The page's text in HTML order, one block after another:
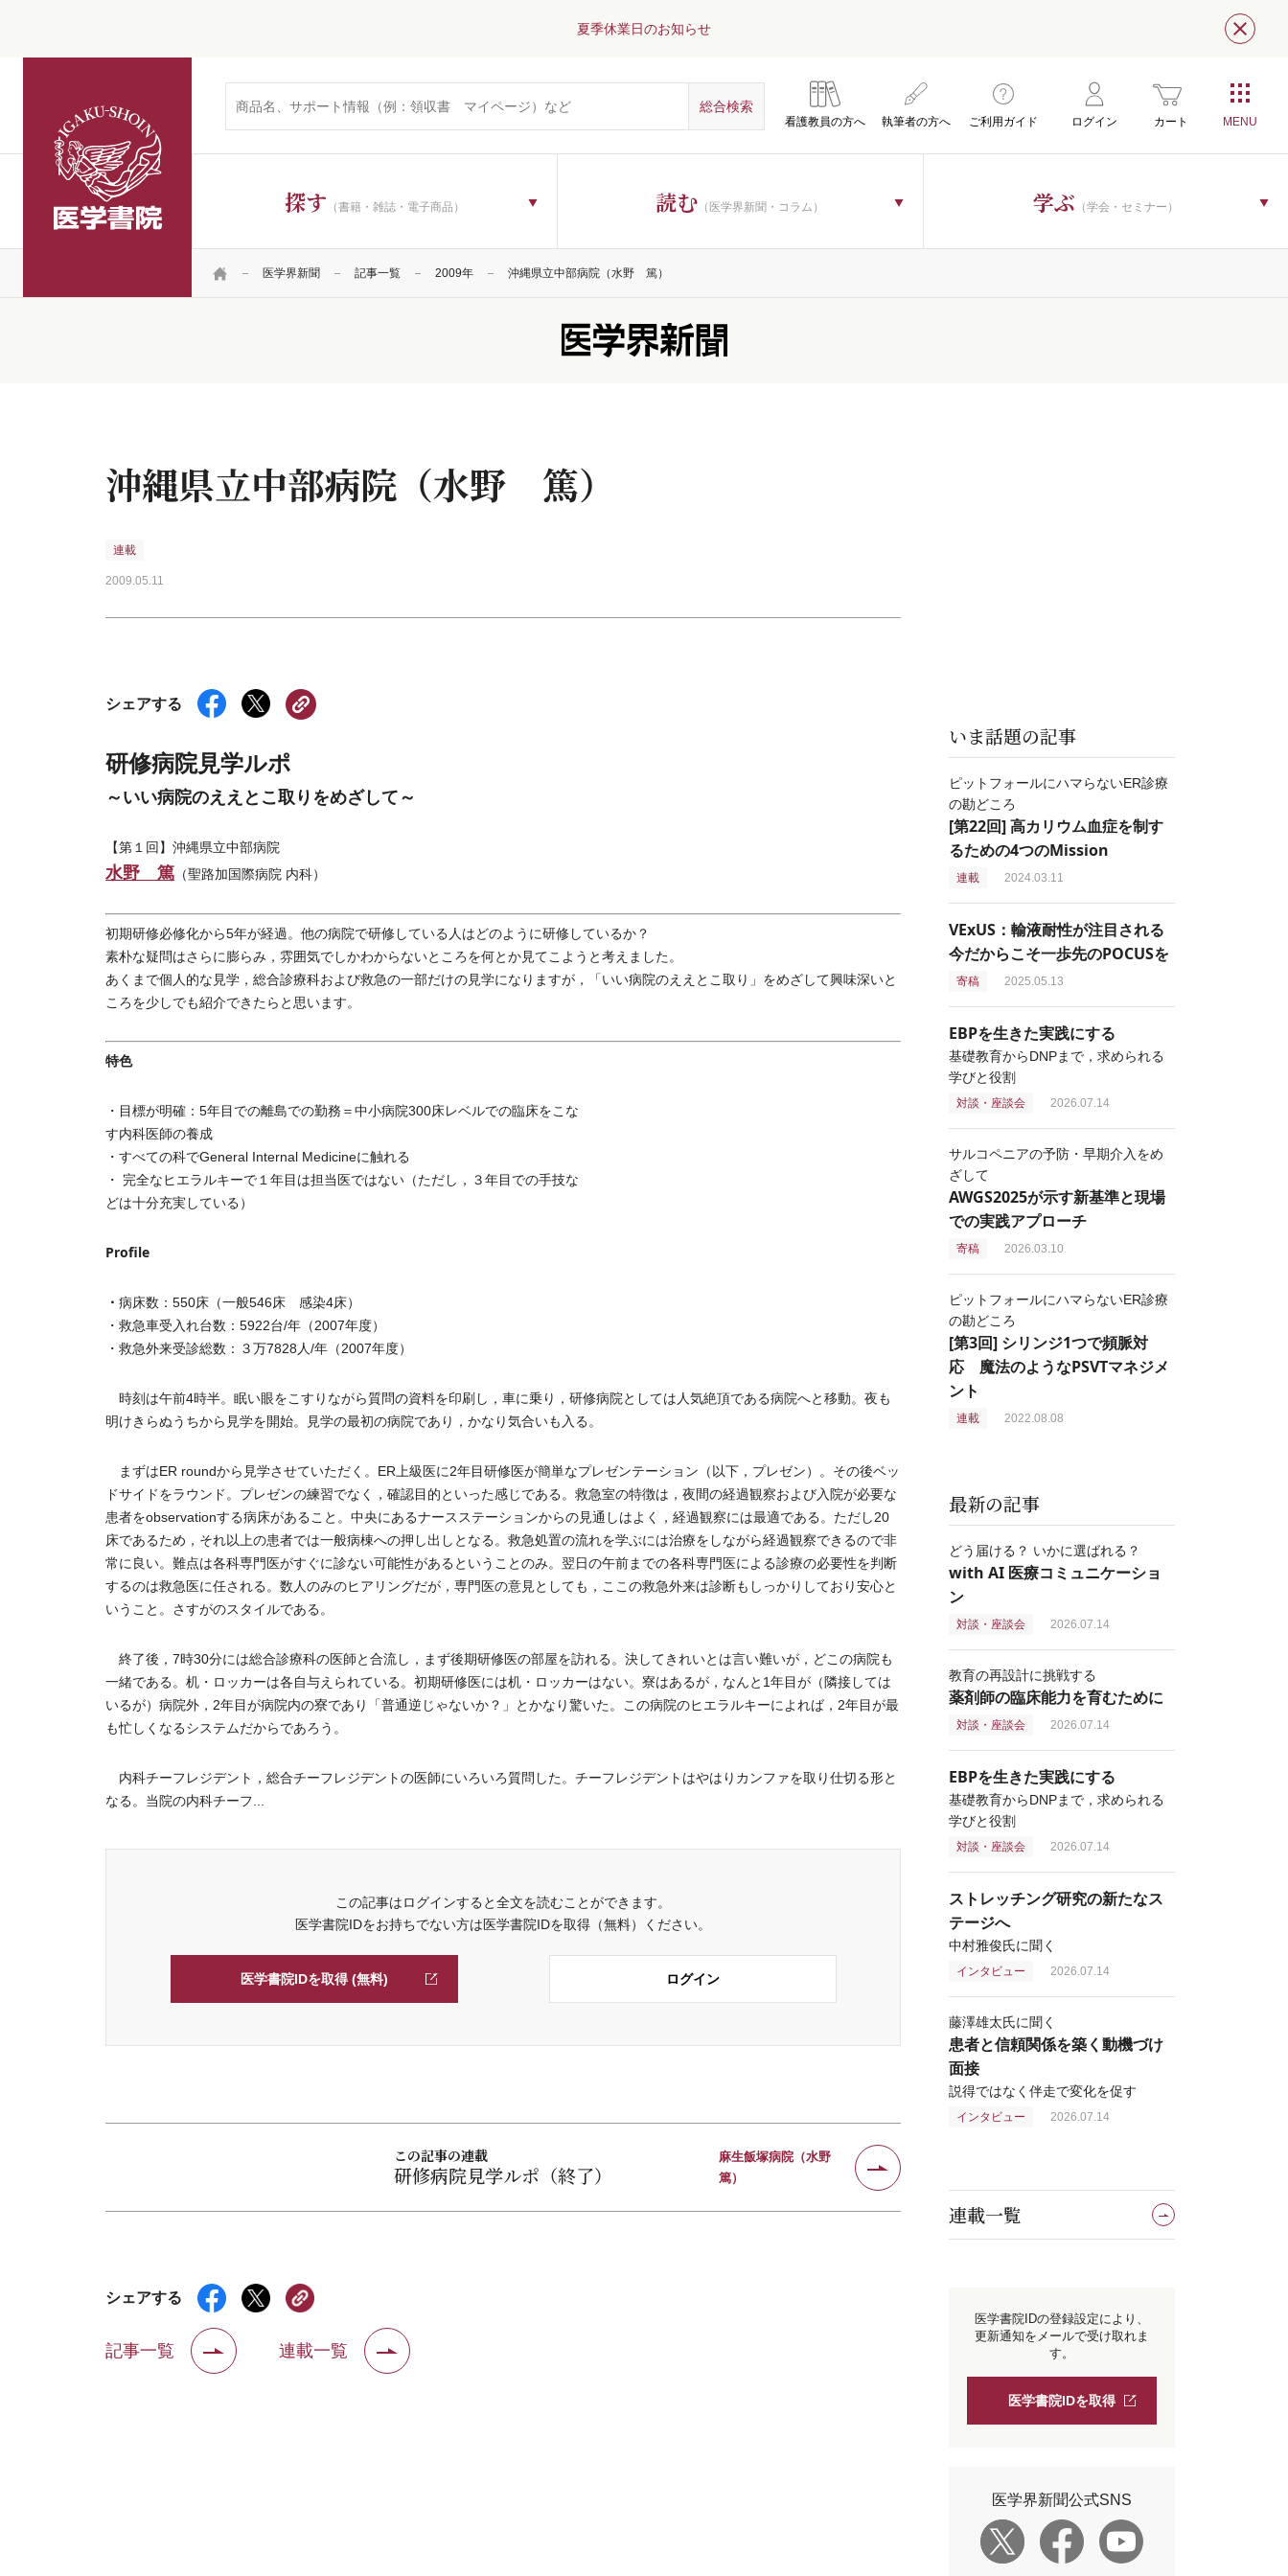
夏季休業日のお知らせ 閉じ
看護教員の方へ 執筆者の方へ ご利用ガイド ログイン カート
探す （書籍・雑誌・電子商品） 読む （医学界新聞・コラム） 学ぶ （学会・セミナー）
HOME 医学界新聞 記事一覧 2009年 沖縄県立中部病院（水野 篤）
沖縄県立中部病院（水野 篤）
連載
2009.05.11
シェアする
研修病院見学ルポ
～いい病院のええとこ取りをめざして～
【第１回】沖縄県立中部病院
水野 篤 （聖路加国際病院 内科）
初期研修必修化から5年が経過。他の病院で研修している人はどのように研修しているか？
素朴な疑問はさらに膨らみ，雰囲気でしかわからないところを何とか見てこようと考えました。
あくまで個人的な見学，総合診療科および救急の一部だけの見学になりますが，「いい病院のええとこ取り」をめざして興味深いと
ころを少しでも紹介できたらと思います。
特色
・目標が明確：5年目での離島での勤務＝中小病院300床レベルでの臨床をこな
す内科医師の養成
・すべての科でGeneral Internal Medicineに触れる
・ 完全なヒエラルキーで１年目は担当医ではない（ただし，３年目での手技な
どは十分充実している）
Profile
・ 病床数：550床（一般546床 感染4床）
・救急車受入れ台数：5922台/年（2007年度）
・救急外来受診総数：３万7828人/年（2007年度）
時刻は午前4時半。眠い眼をこすりながら質問の資料を印刷し，車に乗り，研修病院としては人気絶頂である病院へと移動。夜も
明けきらぬうちから見学を開始。見学の最初の病院であり，かなり気合いも入る。
まずはER roundから見学させていただく。ER上級医に2年目研修医が簡単なプレゼンテーション（以下，プレゼン）。その後ベッ
ドサイドをラウンド。プレゼンの練習でなく，確認目的といった感じである。救急室の特徴は，夜間の経過観察および入院が必要な
患者をobservationする病床があること。中央にあるナースステーションからの見通しはよく，経過観察には最適である。ただし20
床であるため，それ以上の患者では一般病棟への押し出しとなる。救急処置の流れを学ぶには治療をしながら経過観察できるので非
常に良い。難点は各科専門医がすぐに診ない可能性があるということのみ。翌日の午前までの各科専門医による診療の必要性を判断
するのは救急医に任される。数人のみのヒアリングだが，専門医の意見としても，ここの救急外来は診断もしっかりしており安心と
いうこと。さすがのスタイルである。
終了後，7時30分には総合診療科の医師と合流し，まず後期研修医の部屋を訪れる。決してきれいとは言い難いが，どこの病院も
一緒である。机・ロッカーは各自与えられている。初期研修医には机・ロッカーはない。寮はあるが，なんと1年目が（隣接しては
いるが）病院外，2年目が病院内の寮であり「普通逆じゃないか？」とかなり驚いた。この病院のヒエラルキーによれば，2年目が最
も忙しくなるシステムだからであろう。
内科チーフレジデント，総合チーフレジデントの医師にいろいろ質問した。チーフレジデントはやはりカンファを取り仕切る形と
なる。当院の内科チーフ...
この記事はログインすると全文を読むことができます。
医学書院IDをお持ちでない方は医学書院IDを取得（無料）ください。
医学書院IDを取得 (無料) ログイン
この記事の連載
研修病院見学ルポ（終了）
麻生飯塚病院（水野
篤）
シェアする
記事一覧 連載一覧
いま話題の記事
ピットフォールにハマらないER診療
の勘どころ
[第22回] 高カリウム血症を制す
るための4つのMission
連載 2024.03.11
VExUS：輸液耐性が注目される
今だからこそ一歩先のPOCUSを
寄稿 2025.05.13
EBPを生きた実践にする
基礎教育からDNPまで，求められる
学びと役割
対談・座談会 2026.07.14
サルコペニアの予防・早期介入をめ
ざして
AWGS2025が示す新基準と現場
での実践アプローチ
寄稿 2026.03.10
ピットフォールにハマらないER診療
の勘どころ
[第3回] シリンジ1つで頻脈対
応 魔法のようなPSVTマネジメ
ント
連載 2022.08.08
最新の記事
どう届ける？ いかに選ばれる？
with AI 医療コミュニケーショ
ン
対談・座談会 2026.07.14
教育の再設計に挑戦する
薬剤師の臨床能力を育むために
対談・座談会 2026.07.14
EBPを生きた実践にする
基礎教育からDNPまで，求められる
学びと役割
対談・座談会 2026.07.14
ストレッチング研究の新たなス
テージへ
中村雅俊氏に聞く
インタビュー 2026.07.14
藤澤雄太氏に聞く
患者と信頼関係を築く動機づけ
面接
説得ではなく伴走で変化を促す
インタビュー 2026.07.14
連載一覧
医学書院IDの登録設定により、
更新通知をメールで受け取れま
す。
医学書院IDを取得
医学界新聞公式SNS